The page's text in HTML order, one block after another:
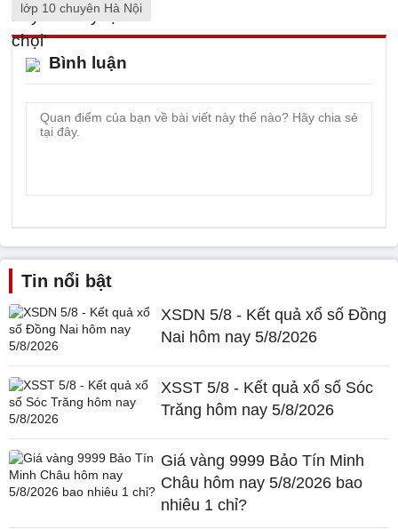
lớp 10 chuyên Hà Nội
Bình luận
Tin nổi bật
XSDN 5/8 - Kết quả xổ số Đồng
Nai hôm nay 5/8/2026
XSST 5/8 - Kết quả xổ số Sóc
Trăng hôm nay 5/8/2026
Giá vàng 9999 Bảo Tín Minh
Châu hôm nay 5/8/2026 bao
nhiêu 1 chỉ?